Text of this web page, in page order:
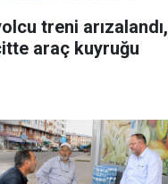
treni arızalandı,
araç kuyruğu